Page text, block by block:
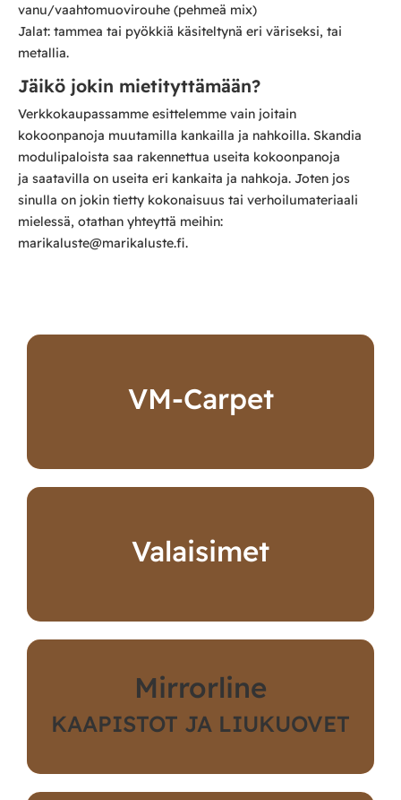
vanu/vaahtomuovirouhe (pehmeä mix)
Jalat: tammea tai pyökkiä käsiteltynä eri väriseksi, tai
metallia.
Jäikö jokin mietityttämään?
Verkkokaupassamme esittelemme vain joitain
kokoonpanoja muutamilla kankailla ja nahkoilla. Skandia
modulipaloista saa rakennettua useita kokoonpanoja
ja saatavilla on useita eri kankaita ja nahkoja. Joten jos
sinulla on jokin tietty kokonaisuus tai verhoilumateriaali
mielessä, otathan yhteyttä meihin:
marikaluste@marikaluste.fi.
VM-Carpet
Valaisimet
Mirrorline
KAAPISTOT JA LIUKUOVET